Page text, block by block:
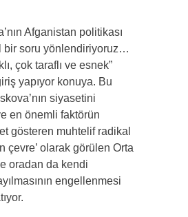
Afganistan politikası
bir soru yönlendiriyoruz…
çok taraflı ve esnek”
yapıyor konuya. Bu
siyasetini
en önemli faktörün
gösteren muhtelif radikal
çevre’ olarak görülen Orta
oradan da kendi
engellenmesi